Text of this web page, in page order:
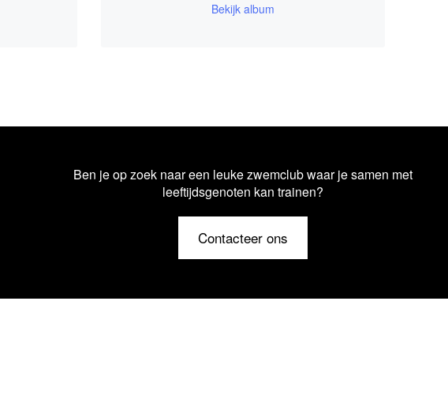
Bekijk album
Ben je op zoek naar een leuke zwemclub waar je samen met
leeftijdsgenoten kan trainen?
Contacteer ons